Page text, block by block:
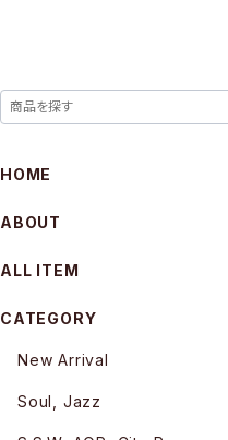
HOME
ABOUT
ALL ITEM
CATEGORY
New Arrival
Soul, Jazz